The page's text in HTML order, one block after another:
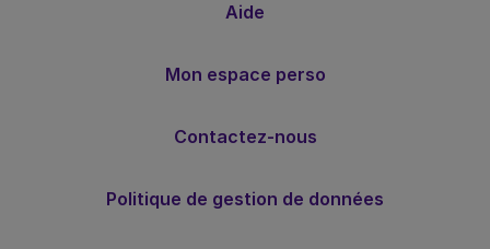
Aide
Mon espace perso
Contactez-nous
Politique de gestion de données